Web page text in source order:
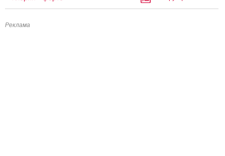
Реклама